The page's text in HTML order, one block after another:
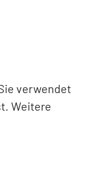
verwendet
Weitere